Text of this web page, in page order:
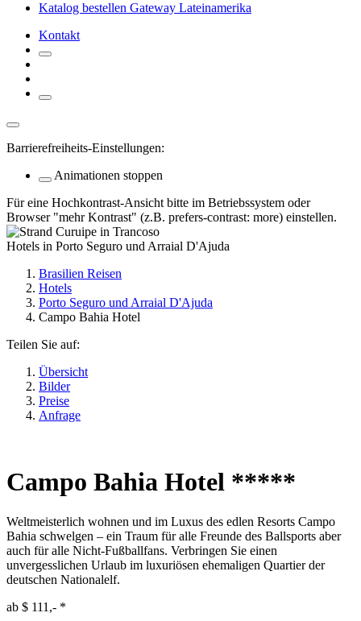
Katalog bestellen Gateway Lateinamerika
Kontakt
Barrierefreiheits-Einstellungen:
Animationen stoppen
Für eine Hochkontrast-Ansicht bitte im Betriebssystem oder
Browser "mehr Kontrast" (z.B. prefers-contrast: more) einstellen.
Hotels in Porto Seguro und Arraial D'Ajuda
Brasilien Reisen
Hotels
Porto Seguro und Arraial D'Ajuda
Campo Bahia Hotel
Teilen Sie auf:
Übersicht
Bilder
Preise
Anfrage
Campo Bahia Hotel *****
Weltmeisterlich wohnen und im Luxus des edlen Resorts Campo
Bahia schwelgen – ein Traum für alle Freunde des Ballsports aber
auch für alle Nicht-Fußballfans. Verbringen Sie einen
unvergesslichen Urlaub im luxuriösen ehemaligen Quartier der
deutschen Nationalelf.
ab $ 111,- *